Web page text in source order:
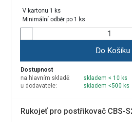
V kartonu 1 ks
Minimální odběr po 1 ks
Do Košíku
Dostupnost
na hlavním skladě:
skladem < 10 ks
u dodavatele:
skladem <500 ks
Rukojeť pro postřikovač CBS-